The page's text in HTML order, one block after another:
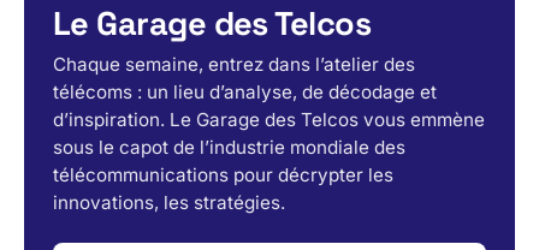
Le Garage des Telcos
Chaque semaine, entrez dans l’atelier des
télécoms : un lieu d’analyse, de décodage et
d’inspiration. Le Garage des Telcos vous emmène
sous le capot de l’industrie mondiale des
télécommunications pour décrypter les
innovations, les stratégies.